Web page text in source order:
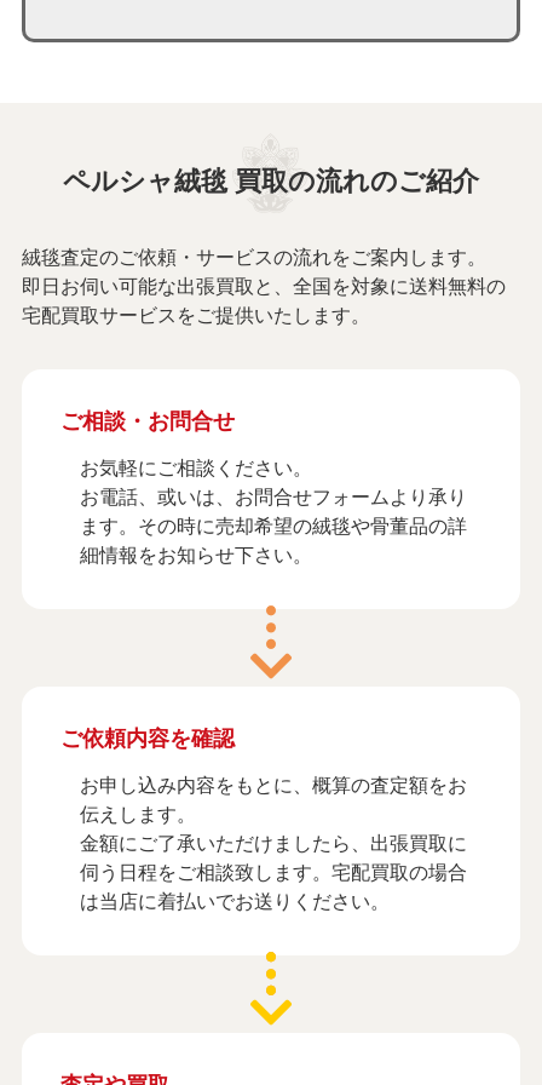
ペルシャ絨毯 買取の流れのご紹介
絨毯査定のご依頼・サービスの流れをご案内します。
即日お伺い可能な出張買取と、全国を対象に送料無料の
宅配買取サービスをご提供いたします。
ご相談・お問合せ
お気軽にご相談ください。
お電話、或いは、お問合せフォームより承り
ます。その時に売却希望の絨毯や骨董品の詳
細情報をお知らせ下さい。
ご依頼内容を確認
お申し込み内容をもとに、概算の査定額をお
伝えします。
金額にご了承いただけましたら、出張買取に
伺う日程をご相談致します。宅配買取の場合
は当店に着払いでお送りください。